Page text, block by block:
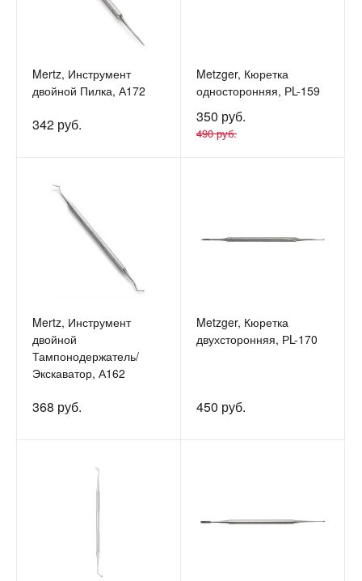
Mertz, Инструмент
двойной Пилка, А172
342 руб.
Metzger, Кюретка
односторонняя, РL-159
350 руб.
490 руб.
Mertz, Инструмент
двойной
Тампонодержатель/
Экскаватор, А162
368 руб.
Metzger, Кюретка
двухсторонняя, РL-170
450 руб.